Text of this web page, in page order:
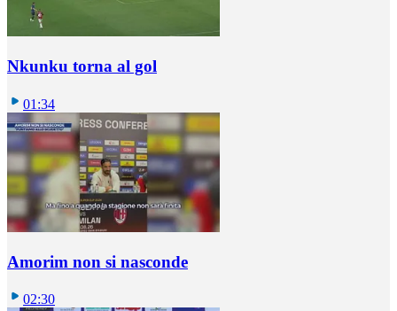
Nkunku torna al gol
01:34
Amorim non si nasconde
02:30